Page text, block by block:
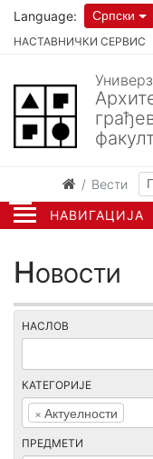
НАВИГАЦИЈА
НАСТАВНИЧКИ СЕРВИС
Language: Српски
Вести
Новости
НАСЛОВ
КАТЕГОРИЈЕ
× Актуелности
ПРЕДМЕТИ